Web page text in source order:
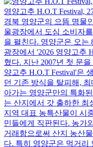
영양고추 H.O.T Festival,
경북 영양군의 으뜸 명물
울광장에서 도심 소비자
을 펼친다. 영양군은 오는
광장에서 '2026 영양고추
혔다. 지난 2007년 첫 문
양고추 H.O.T Festival'은
던 기존 방식을 탈피해,
아가는 영양군만의 특화
는 산지에서 갓 출하한 최
지역 대표 농특산물이 시
민들에게 직판된다. 농가
거래함으로써 산지 농산
다. 특히 영양군은 먹거리